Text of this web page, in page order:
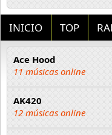
INICIO TOP
Ace Hood
11 músicas online
AK420
12 músicas online